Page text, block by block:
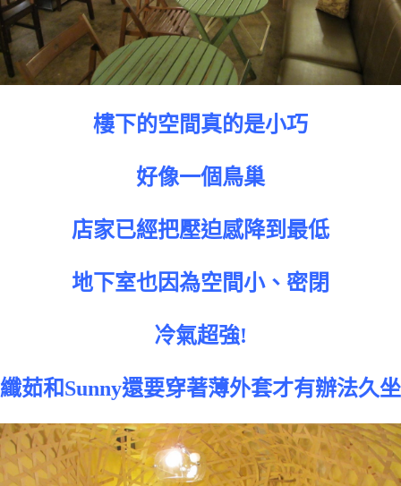
樓下的空間真的是小巧
好像一個鳥巢
店家已經把壓迫感降到最低
地下室也因為空間小、密閉
冷氣超強!
纖茹和Sunny還要穿著薄外套才有辦法久坐